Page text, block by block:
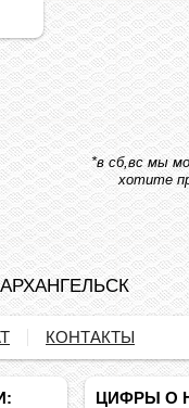
*в сб,вс мы
хотите
КОНТАКТЫ
ЦИФРЫ О